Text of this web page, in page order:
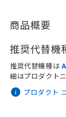
商品概要
推奨代替機
プロダクト
推奨代替機種は
細はプロダクト